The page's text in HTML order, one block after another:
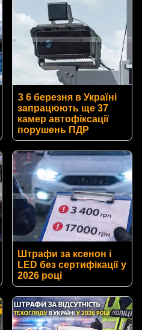
З 6 березня в Україні
запрацюють ще 37
камер автофіксації
порушень ПДР
Штрафи за ксенон і
LED без сертифікації у
2026 році